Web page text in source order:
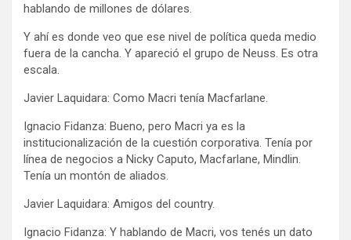
hablando de millones de dólares.
Y ahí es donde veo que ese nivel de política queda medio
fuera de la cancha. Y apareció el grupo de Neuss. Es otra
escala.
Javier Laquidara: Como Macri tenía Macfarlane.
Ignacio Fidanza: Bueno, pero Macri ya es la
institucionalización de la cuestión corporativa. Tenía por
línea de negocios a Nicky Caputo, Macfarlane, Mindlin.
Tenía un montón de aliados.
Javier Laquidara: Amigos del country.
Ignacio Fidanza: Y hablando de Macri, vos tenés un dato